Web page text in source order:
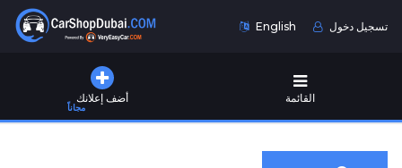
English تسجيل دخول
أضف إعلانك
مجاناً
القائمة